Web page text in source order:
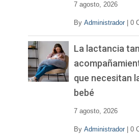
7 agosto, 2026
By Administrador 0
La lactancia
que necesitan
bebé
7 agosto, 2026
By Administrador 0